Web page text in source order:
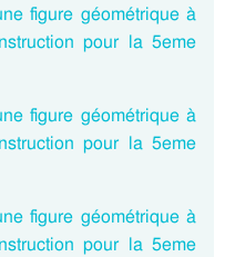
figure géométrique à
pour la 5eme
figure géométrique à
pour la 5eme
figure géométrique à
pour la 5eme